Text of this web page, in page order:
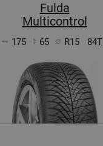
Fulda
Multicontrol
175 65 R15 84T